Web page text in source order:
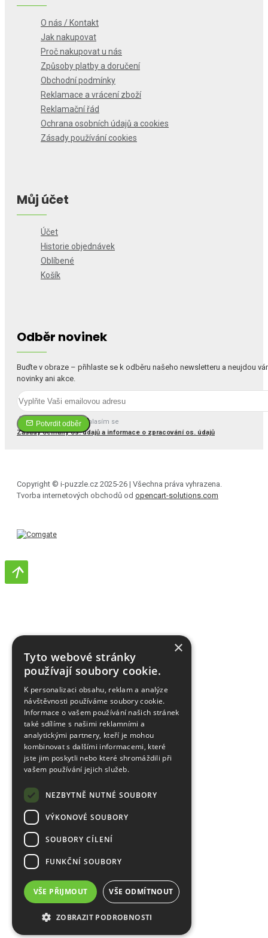
O nás / Kontakt
Jak nakupovat
Proč nakupovat u nás
Způsoby platby a doručení
Obchodní podmínky
Reklamace a vrácení zboží
Reklamační řád
Ochrana osobních údajů a cookies
Zásady používání cookies
Můj účet
Účet
Historie objednávek
Oblíbené
Košík
Odběr novinek
Buďte v obraze – přihlaste se k odběru našeho newsletteru a neujdou
novinky ani akce.
Potvrdit odběr
Četl(a) jsem a souhlasím se
Zásady ochrany os. údajů a informace o zpracování os. údajů
Copyright © i-puzzle.cz 2025-26 | Všechna práva vyhrazena.
Tvorba internetových obchodů od opencart-solutions.com
×
Tyto webové stránky
používají soubory cookie.
K personalizaci obsahu, reklam a analýze
návštěvnosti používáme soubory cookie.
Informace o vašem používání našich stránek
také sdílíme s našimi reklamními a
analytickými partnery, kteří je mohou
kombinovat s dalšími informacemi, které
jste jim poskytli nebo které shromáždili při
vašem používání jejich služeb.
NEZBYTNĚ NUTNÉ SOUBORY
VÝKONOVÉ SOUBORY
SOUBORY CÍLENÍ
FUNKČNÍ SOUBORY
VŠE PŘIJMOUT VŠE ODMÍTNOUT
ZOBRAZIT PODROBNOSTI